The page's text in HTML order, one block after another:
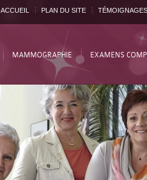
ACCUEIL PLAN DU SITE TÉMOIGNAGES
MAMMOGRAPHIE EXAMENS